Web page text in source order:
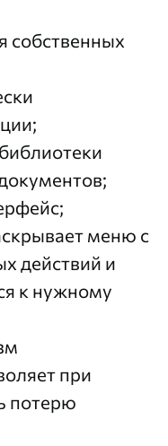
собственных
меню с
действий и
к нужному
при
потерю